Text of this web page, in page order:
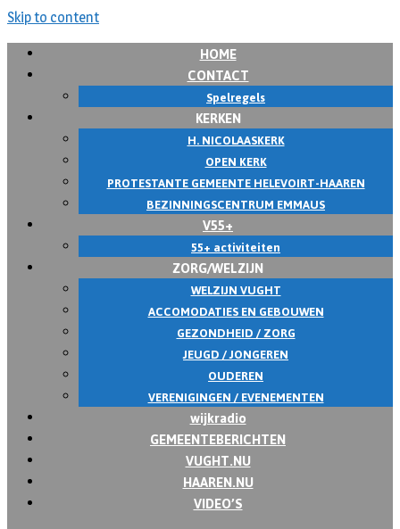
Skip to content
HOME
CONTACT
Spelregels
KERKEN
H. NICOLAASKERK
OPEN KERK
PROTESTANTE GEMEENTE HELEVOIRT-HAAREN
BEZINNINGSCENTRUM EMMAUS
V55+
55+ activiteiten
ZORG/WELZIJN
WELZIJN VUGHT
ACCOMODATIES EN GEBOUWEN
GEZONDHEID / ZORG
JEUGD / JONGEREN
OUDEREN
VERENIGINGEN / EVENEMENTEN
wijkradio
GEMEENTEBERICHTEN
VUGHT.NU
HAAREN.NU
VIDEO’S